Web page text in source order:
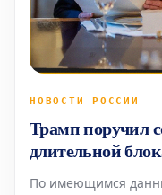
НОВОСТИ РОССИИ
Трамп поручил
длительной
По имеющимся